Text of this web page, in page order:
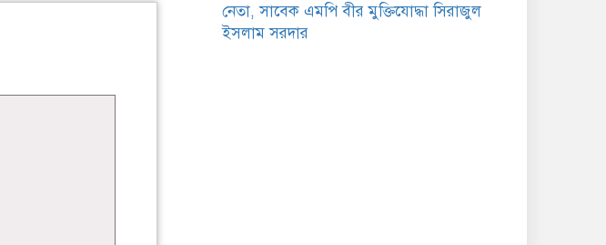
নেতা, সাবেক এমপি বীর মুক্তিযোদ্ধা সিরাজুল
ইসলাম সরদার